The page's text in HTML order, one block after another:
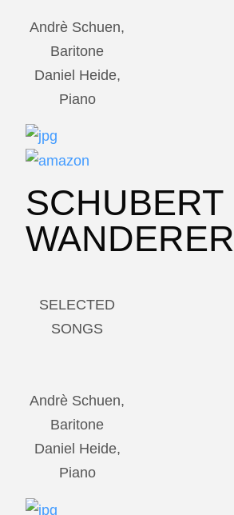
Andrè Schuen,
Baritone
Daniel Heide,
Piano
SCHUBERT
WANDERER
SELECTED
SONGS
Andrè Schuen,
Baritone
Daniel Heide,
Piano